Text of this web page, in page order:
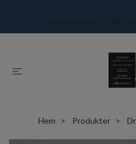
Hem Produkter